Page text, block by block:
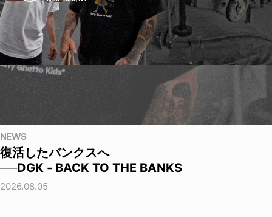
NEWS
復活したバンクスへ
──DGK - BACK TO THE BANKS
2026.08.05